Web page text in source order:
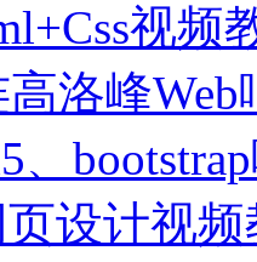
视频
洛峰
、
设计视